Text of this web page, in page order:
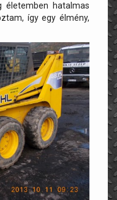
életemben hatalmas
így egy élmény,